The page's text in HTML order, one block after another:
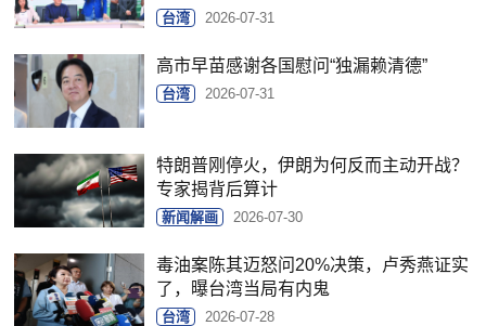
台湾 2026-07-31
高市早苗感谢各国慰问“独漏赖清德”
台湾 2026-07-31
特朗普刚停火，伊朗为何反而主动开战？
专家揭背后算计
新闻解画 2026-07-30
毒油案陈其迈怒问20%决策，卢秀燕证实
了，曝台湾当局有内鬼
台湾 2026-07-28